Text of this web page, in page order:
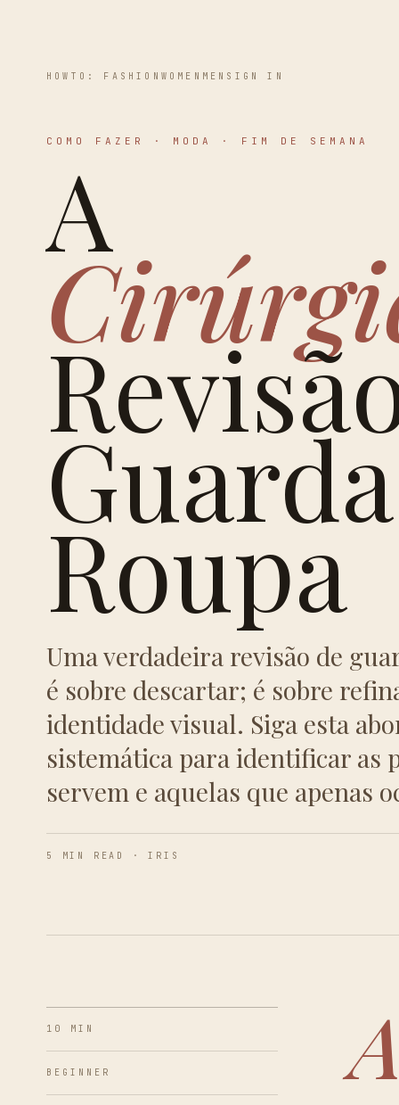
HOWTO: FASHION WOMEN MEN SIGN IN
COMO FAZER · MODA · FIM DE SEMANA
A
Roupa
Uma verdadeira revisão de
é sobre descartar; é sobre
identidade visual. Siga esta
sistemática para identificar as
servem e aquelas que apenas
5 MIN READ · IRIS
10 MIN
BEGINNER